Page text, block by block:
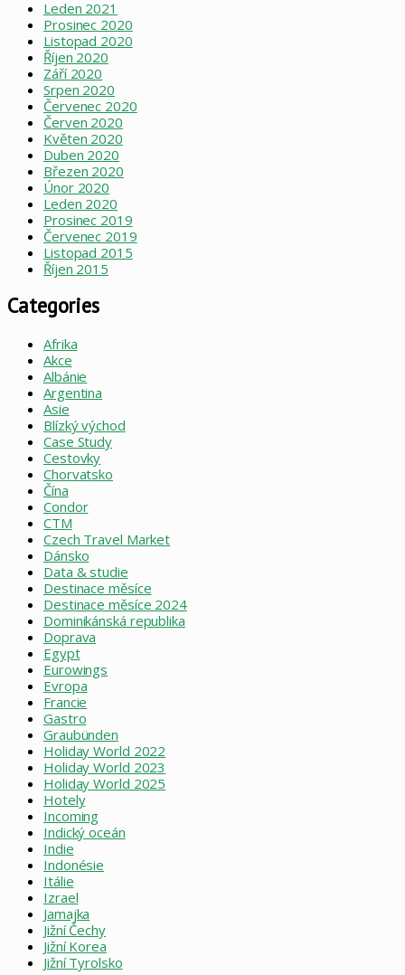
Leden 2021
Prosinec 2020
Listopad 2020
Říjen 2020
Září 2020
Srpen 2020
Červenec 2020
Červen 2020
Květen 2020
Duben 2020
Březen 2020
Únor 2020
Leden 2020
Prosinec 2019
Červenec 2019
Listopad 2015
Říjen 2015
Categories
Afrika
Akce
Albánie
Argentina
Asie
Blízký východ
Case Study
Cestovky
Chorvatsko
Čína
Condor
CTM
Czech Travel Market
Dánsko
Data & studie
Destinace měsíce
Destinace měsíce 2024
Dominikánská republika
Doprava
Egypt
Eurowings
Evropa
Francie
Gastro
Graubünden
Holiday World 2022
Holiday World 2023
Holiday World 2025
Hotely
Incoming
Indický oceán
Indie
Indonésie
Itálie
Izrael
Jamajka
Jižní Čechy
Jižní Korea
Jižní Tyrolsko